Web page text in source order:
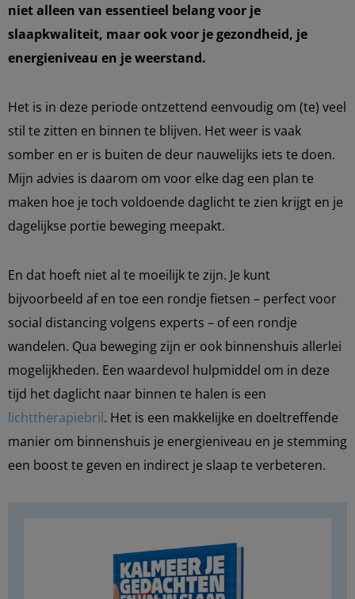
niet alleen van essentieel belang voor je
slaapkwaliteit, maar ook voor je gezondheid, je
energieniveau en je weerstand.
Het is in deze periode ontzettend eenvoudig om (te) veel
stil te zitten en binnen te blijven. Het weer is vaak
somber en er is buiten de deur nauwelijks iets te doen.
Mijn advies is daarom om voor elke dag een plan te
maken hoe je toch voldoende daglicht te zien krijgt en je
dagelijkse portie beweging meepakt.
En dat hoeft niet al te moeilijk te zijn. Je kunt
bijvoorbeeld af en toe een rondje fietsen – perfect voor
social distancing volgens experts – of een rondje
wandelen. Qua beweging zijn er ook binnenshuis allerlei
mogelijkheden. Een waardevol hulpmiddel om in deze
tijd het daglicht naar binnen te halen is een
lichttherapiebril. Het is een makkelijke en doeltreffende
manier om binnenshuis je energieniveau en je stemming
een boost te geven en indirect je slaap te verbeteren.